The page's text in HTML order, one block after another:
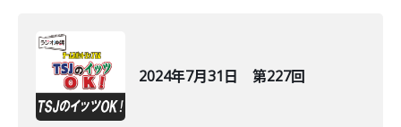
2024年7月31日 第227回